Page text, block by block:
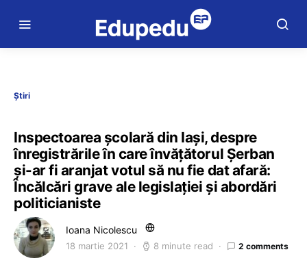
Știri
Inspectoarea școlară din Iași, despre
înregistrările în care învățătorul Șerban
și-ar fi aranjat votul să nu fie dat afară:
Încălcări grave ale legislației și abordări
politicianiste
Ioana Nicolescu
18 martie 2021 8 minute read 2 comments